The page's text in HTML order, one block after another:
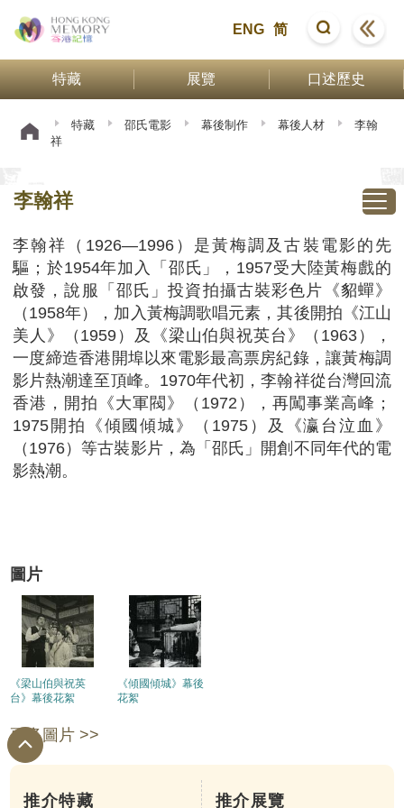
ENG 简
特藏 展覽 口述歷史
特藏 邵氏電影 幕後制作 幕後人材
李翰
祥
李翰祥
李翰祥（1926—1996）是黃梅調及古裝電影的先
驅；於1954年加入「邵氏」，1957受大陸黃梅戲的
啟發，說服「邵氏」投資拍攝古裝彩色片《貂蟬》
（1958年），加入黃梅調歌唱元素，其後開拍《江山
美人》（1959）及《梁山伯與祝英台》（1963），
一度締造香港開埠以來電影最高票房紀錄，讓黃梅調
影片熱潮達至頂峰。1970年代初，李翰祥從台灣回流
香港，開拍《大軍閥》（1972），再闖事業高峰；
1975開拍《傾國傾城》（1975）及《瀛台泣血》
（1976）等古裝影片，為「邵氏」開創不同年代的電
影熱潮。
圖片
《梁山伯與祝英
台》幕後花絮
《傾國傾城》幕後
花絮
更多圖片 >>
推介特藏 推介展覽